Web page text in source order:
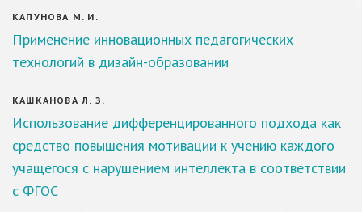
КАПУНОВА М. И.
Применение инновационных педагогических
технологий в дизайн-образовании
КАШКАНОВА Л. З.
Использование дифференцированного подхода как
средство повышения мотивации к учению каждого
учащегося с нарушением интеллекта в соответствии
с ФГОС